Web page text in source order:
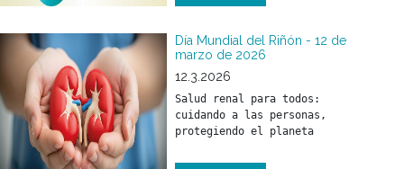
si se toman medidas a tiempo.
Día Mundial del Riñón - 12 de
marzo de 2026
12.3.2026
Salud renal para todos:
cuidando a las personas,
protegiendo el planeta